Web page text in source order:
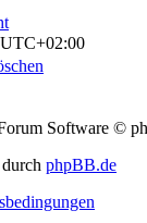
UTC+02:00
Software ©
phpBB.de